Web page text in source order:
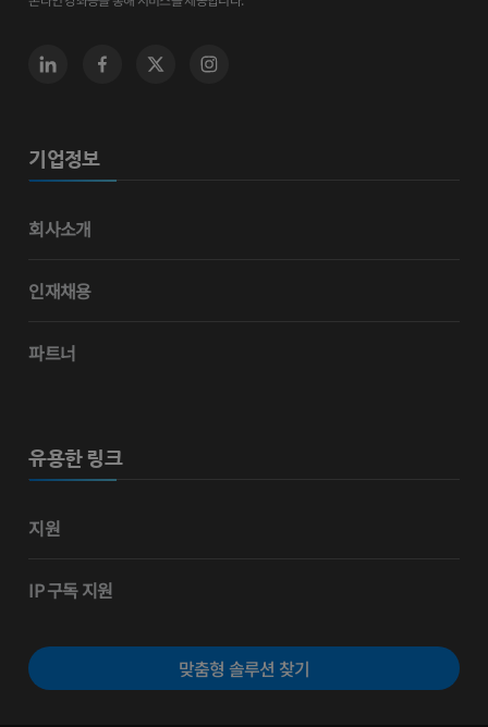
기업정보
회사소개
인재채용
파트너
유용한 링크
지원
IP 구독 지원
맞춤형 솔루션 찾기